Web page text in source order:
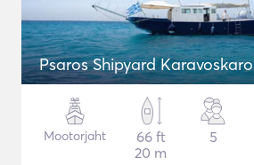
Psaros Shipyard Karavoskaro
Mootorjaht
66 ft
20 m
5